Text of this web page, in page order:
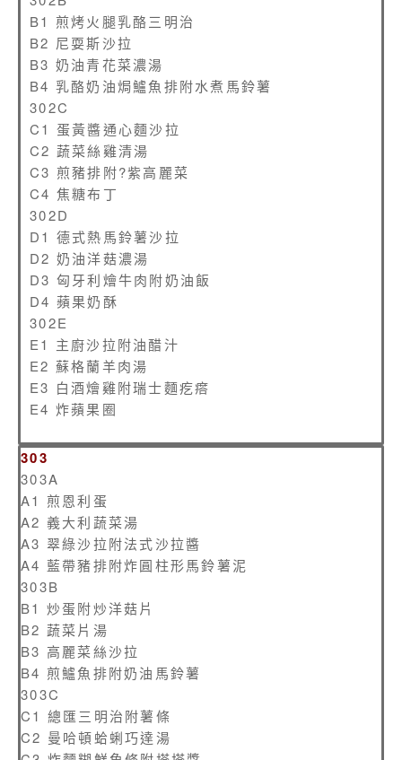
B1 煎烤火腿乳酪三明治
B2 尼耍斯沙拉
B3 奶油青花菜濃湯
B4 乳酪奶油焗鱸魚排附水煮馬鈴薯
302C
C1 蛋黃醬通心麵沙拉
C2 蔬菜絲雞清湯
C3 煎豬排附?紫高麗菜
C4 焦糖布丁
302D
D1 德式熱馬鈴薯沙拉
D2 奶油洋菇濃湯
D3 匈牙利燴牛肉附奶油飯
D4 蘋果奶酥
302E
E1 主廚沙拉附油醋汁
E2 蘇格蘭羊肉湯
E3 白酒燴雞附瑞士麵疙瘩
E4 炸蘋果圈
303
303A
A1 煎恩利蛋
A2 義大利蔬菜湯
A3 翠綠沙拉附法式沙拉醬
A4 藍帶豬排附炸圓柱形馬鈴薯泥
303B
B1 炒蛋附炒洋菇片
B2 蔬菜片湯
B3 高麗菜絲沙拉
B4 煎鱸魚排附奶油馬鈴薯
303C
C1 總匯三明治附薯條
C2 曼哈頓蛤蜊巧達湯